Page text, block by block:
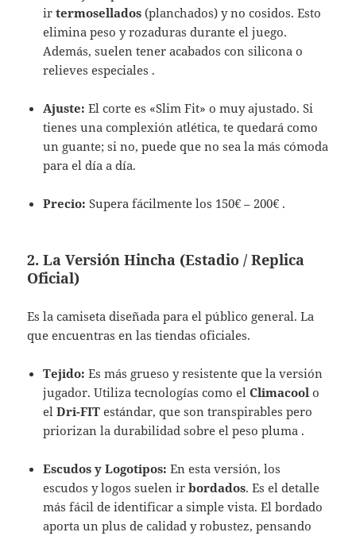
irtermosellados (planchados) y no cosidos. Esto
elimina peso y rozaduras durante el juego.
Además, suelen tener acabados con silicona o
relieves especiales .
Ajuste: El corte es «Slim Fit» o muy ajustado. Si
tienes una complexión atlética, te quedará como
un guante; si no, puede que no sea la más cómoda
para el día a día.
Precio: Supera fácilmente los 150€ – 200€ .
2. La Versión Hincha (Estadio / Replica
Oficial)
Es la camiseta diseñada para el público general. La
que encuentras en las tiendas oficiales.
Tejido: Es más grueso y resistente que la versión
jugador. Utiliza tecnologías como elClimacool o
elDri-FIT estándar, que son transpirables pero
priorizan la durabilidad sobre el peso pluma .
Escudos y Logotipos: En esta versión, los
escudos y logos suelen irbordados. Es el detalle
más fácil de identificar a simple vista. El bordado
aporta un plus de calidad y robustez, pensando